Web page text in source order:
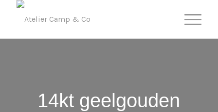
14kt geelgouden